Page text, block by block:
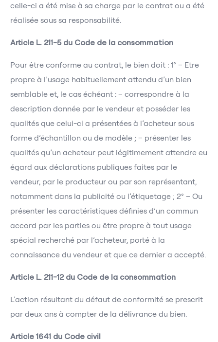
celle-ci a été mise à sa charge par le contrat ou a été
réalisée sous sa responsabilité.
Article L. 211-5 du Code de la consommation
Pour être conforme au contrat, le bien doit : 1° – Etre
propre à l’usage habituellement attendu d’un bien
semblable et, le cas échéant : – correspondre à la
description donnée par le vendeur et posséder les
qualités que celui-ci a présentées à l’acheteur sous
forme d’échantillon ou de modèle ; – présenter les
qualités qu’un acheteur peut légitimement attendre eu
égard aux déclarations publiques faites par le
vendeur, par le producteur ou par son représentant,
notamment dans la publicité ou l’étiquetage ; 2° – Ou
présenter les caractéristiques définies d’un commun
accord par les parties ou être propre à tout usage
spécial recherché par l’acheteur, porté à la
connaissance du vendeur et que ce dernier a accepté.
Article L. 211-12 du Code de la consommation
L’action résultant du défaut de conformité se prescrit
par deux ans à compter de la délivrance du bien.
Article 1641 du Code civil